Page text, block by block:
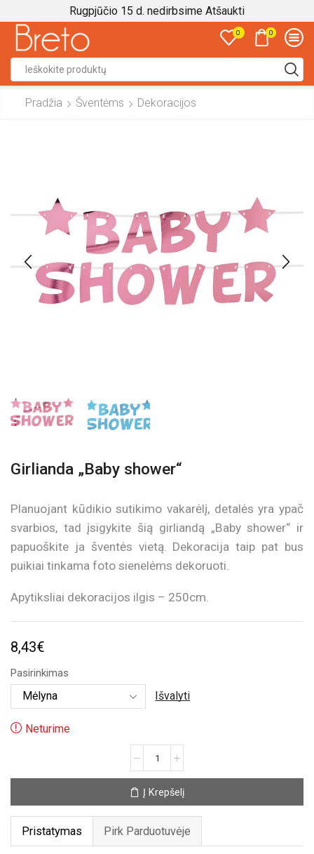
Rugpjūčio 15 d. nedirbsime Atšaukti
0 0
input
Pradžia Šventėms Dekoracijos
Girlianda „Baby shower“
Planuojant kūdikio sutikimo vakarėlį, detalės yra ypač
svarbios, tad įsigykite šią girliandą „Baby shower“ ir
papuoškite ja šventės vietą. Dekoracija taip pat bus
puikiai tinkama foto sienelėms dekoruoti.
Apytiksliai dekoracijos ilgis – 250cm.
8,43€
Pasirinkimas
Išvalyti
Neturime
Girlianda
„Baby
shower“
Į Krepšelį
Pristatymas Pirk Parduotuvėje